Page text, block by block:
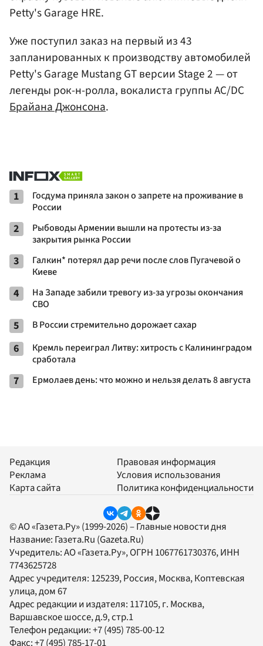
Petty's Garage HRE.
Уже поступил заказ на первый из 43
запланированных к производству автомобилей
Petty's Garage Mustang GT версии Stage 2 — от
легенды рок-н-ролла, вокалиста группы AC/DC
Брайана Джонсона.
1
Госдума приняла закон о запрете на проживание в
России
2
Рыбоводы Армении вышли на протесты из-за
закрытия рынка России
3
Галкин* потерял дар речи после слов Пугачевой о
Киеве
4
На Западе забили тревогу из-за угрозы окончания
СВО
5 В России стремительно дорожает сахар
6
Кремль переиграл Литву: хитрость с Калининградом
сработала
7 Ермолаев день: что можно и нельзя делать 8 августа
Редакция
Реклама
Карта сайта
Правовая информация
Условия использования
Политика конфиденциальности
© АО «Газета.Ру» (1999-2026) – Главные новости дня
Название: Газета.Ru (Gazeta.Ru)
Учредитель:АО «Газета.Ру», ОГРН 1067761730376, ИНН
7743625728
Адрес учредителя: 125239, Россия, Москва, Коптевская
улица, дом 67
Адрес редакции и издателя: 117105, г. Москва,
Варшавское шоссе, д.9, стр.1
Телефон редакции:+7 (495) 785-00-12
Факс:+7 (495) 785-17-01